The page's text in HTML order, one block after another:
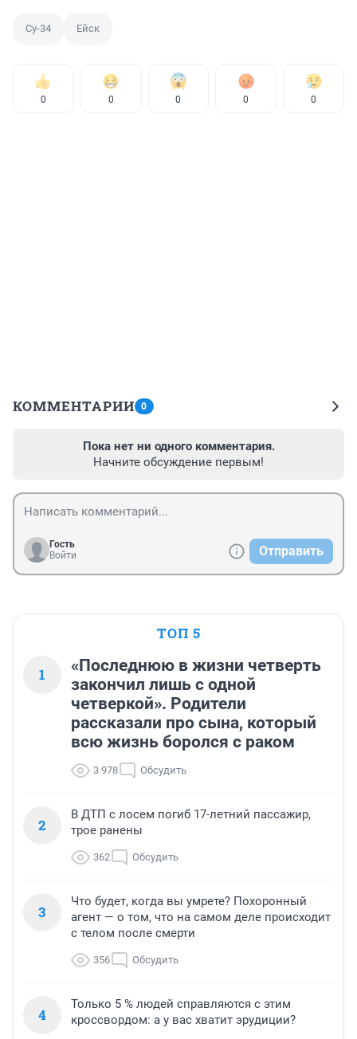
Су-34 Ейск
0 0 0 0 0
КОММЕНТАРИИ 0
Пока нет ни одного комментария.
Начните обсуждение первым!
Гость
Войти
Отправить
ТОП 5
1
«Последнюю в жизни четверть
закончил лишь с одной
четверкой». Родители
рассказали про сына, который
всю жизнь боролся с раком
3 978 Обсудить
2
В ДТП с лосем погиб 17-летний пассажир,
трое ранены
362 Обсудить
3
Что будет, когда вы умрете? Похоронный
агент — о том, что на самом деле происходит
с телом после смерти
356 Обсудить
4
Только 5 % людей справляются с этим
кроссвордом: а у вас хватит эрудиции?